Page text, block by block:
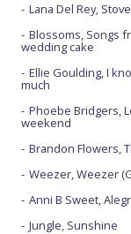
Lana Del Rey, Stove
Blossoms, Songs
wedding cake
Ellie Goulding, I
much
Phoebe Bridgers,
weekend
Brandon Flowers,
Weezer, Weezer
Anni B Sweet,
Jungle, Sunshine